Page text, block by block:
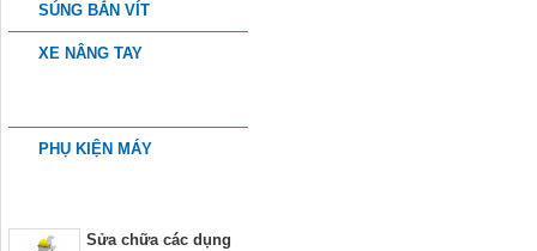
SÚNG BẮN VÍT
XE NÂNG TAY
PHỤ KIỆN MÁY
Sửa chữa các dụng